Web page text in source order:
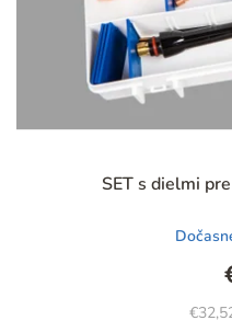
SET s dielmi